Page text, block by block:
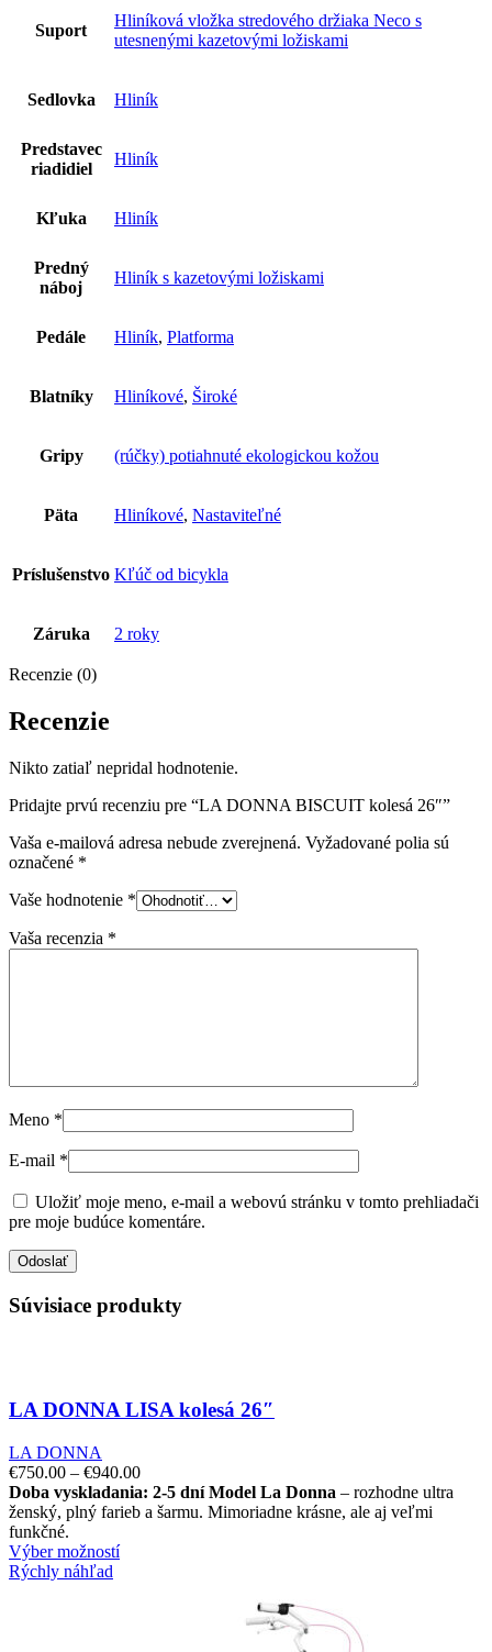
Suport
Hliníková vložka stredového držiaka Neco s
utesnenými kazetovými ložiskami
Sedlovka Hliník
Predstavec
riadidiel
Hliník
Kľuka Hliník
Predný
náboj
Hliník s kazetovými ložiskami
Pedále Hliník, Platforma
Blatníky Hliníkové, Široké
Gripy (rúčky) potiahnuté ekologickou kožou
Päta Hliníkové, Nastaviteľné
Príslušenstvo Kľúč od bicykla
Záruka 2 roky
Recenzie (0)
Recenzie
Nikto zatiaľ nepridal hodnotenie.
Pridajte prvú recenziu pre “LA DONNA BISCUIT kolesá 26″”
Vaša e-mailová adresa nebude zverejnená. Vyžadované polia sú
označené *
Vaše hodnotenie *
Vaša recenzia *
Meno *
E-mail *
Uložiť moje meno, e-mail a webovú stránku v tomto prehliadači
pre moje budúce komentáre.
Súvisiace produkty
LA DONNA LISA kolesá 26″
LA DONNA
€750.00 – €940.00
Doba vyskladania: 2-5 dní Model La Donna – rozhodne ultra
ženský, plný farieb a šarmu. Mimoriadne krásne, ale aj veľmi
funkčné.
Výber možností
Rýchly náhľad